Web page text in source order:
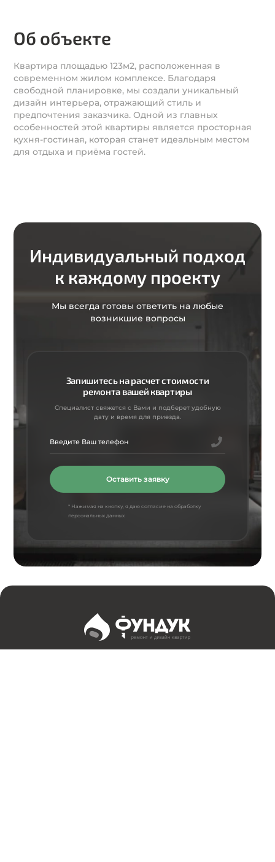
Об объекте
Квартира площадью 123м2, расположенная в
современном жилом комплексе. Благодаря
свободной планировке, мы создали уникальный
дизайн интерьера, отражающий стиль и
предпочтения заказчика. Одной из главных
особенностей этой квартиры является просторная
кухня-гостиная, которая станет идеальным местом
для отдыха и приёма гостей.
Индивидуальный подход
к каждому проекту
Мы всегда готовы ответить на любые
возникшие вопросы
Запишитесь на расчет стоимости
ремонта вашей квартиры
Специалист свяжется с Вами и подберет удобную
дату и время для приезда.
Оставить заявку
* Нажимая на кнопку, я даю согласие на обработку
персональных данных